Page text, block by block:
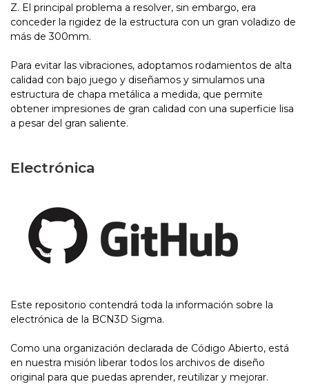
Z. El principal problema a resolver, sin embargo, era
conceder la rigidez de la estructura con un gran voladizo de
más de 300mm.
Para evitar las vibraciones, adoptamos rodamientos de alta
calidad con bajo juego y diseñamos y simulamos una
estructura de chapa metálica a medida, que permite
obtener impresiones de gran calidad con una superficie lisa
a pesar del gran saliente.
Electrónica
Este repositorio contendrá toda la información sobre la
electrónica de la BCN3D Sigma.
Como una organización declarada de Código Abierto, está
en nuestra misión liberar todos los archivos de diseño
original para que puedas aprender, reutilizar y mejorar.